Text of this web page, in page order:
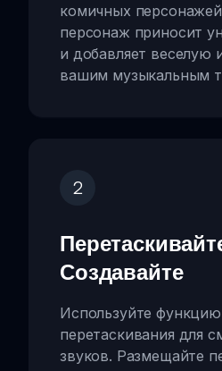
комичных
персонаж приносит
и добавляет веселую
вашим музыкальным
2
Создавайте
Используйте функцию
перетаскивания для
звуков. Размещайте